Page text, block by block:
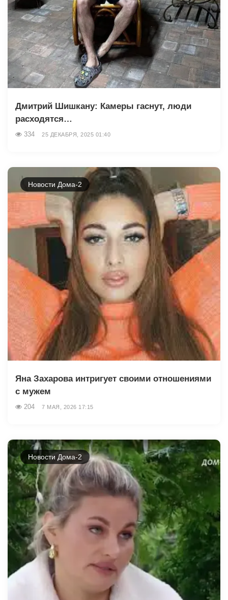
Дмитрий Шишкану: Камеры гаснут, люди
расходятся…
334 25 ДЕКАБРЯ, 2025 01:40
Новости Дома-2
Яна Захарова интригует своими отношениями
с мужем
204 7 МАЯ, 2026 17:15
Новости Дома-2